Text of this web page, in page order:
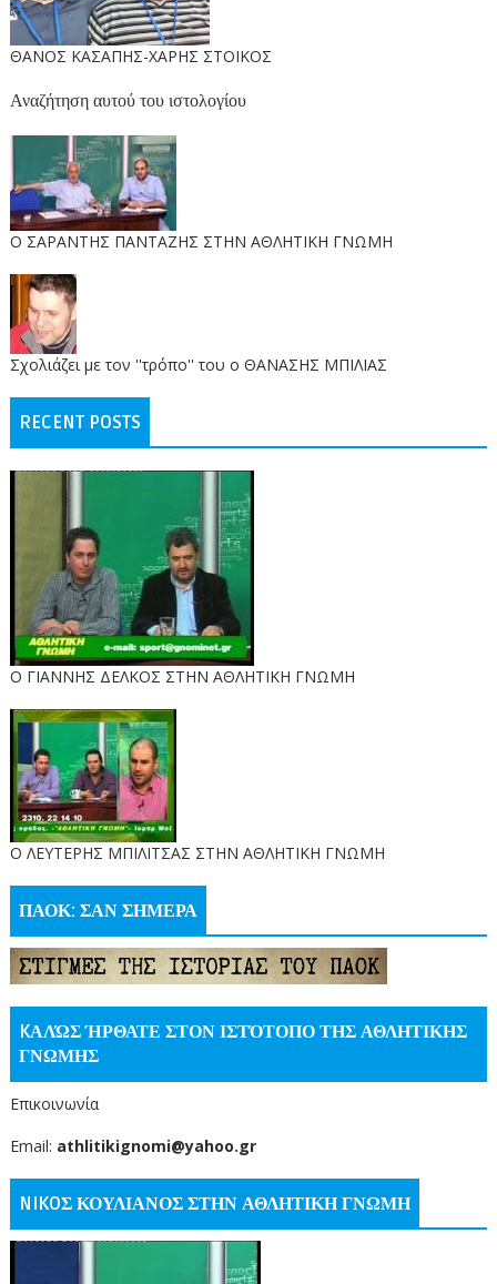
ΘΑΝΟΣ ΚΑΣΑΠΗΣ-ΧΑΡΗΣ ΣΤΟΙΚΟΣ
Αναζήτηση αυτού του ιστολογίου
O ΣΑΡΑΝΤΗΣ ΠΑΝΤΑΖΗΣ ΣΤΗΝ ΑΘΛΗΤΙΚΗ ΓΝΩΜΗ
Σχολιάζει με τον ''τρόπο'' του ο ΘΑΝΑΣΗΣ ΜΠΙΛΙΑΣ
RECENT POSTS
Ο ΓΙΑΝΝΗΣ ΔΕΛΚΟΣ ΣΤΗΝ ΑΘΛΗΤΙΚΗ ΓΝΩΜΗ
O ΛΕΥΤΕΡΗΣ ΜΠΙΛΙΤΣΑΣ ΣΤΗΝ ΑΘΛΗΤΙΚΗ ΓΝΩΜΗ
ΠΑΟΚ: ΣΑΝ ΣΗΜΕΡΑ
KΑΛΏΣ ΉΡΘΑΤΕ ΣΤΟΝ ΙΣΤΌΤΟΠΟ ΤΗΣ ΑΘΛΗΤΙΚΗΣ
ΓΝΩΜΗΣ
Επικοινωνία
Email: athlitikignomi@yahoo.gr
NIKOΣ ΚΟΥΛΙΑΝΟΣ ΣΤΗΝ ΑΘΛΗΤΙΚΗ ΓΝΩΜΗ